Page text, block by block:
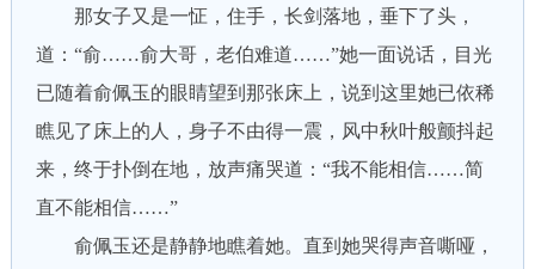
那女子又是一怔，住手，长剑落地，垂下了头，
道：“俞……俞大哥，老伯难道……”她一面说话，目光
已随着俞佩玉的眼睛望到那张床上，说到这里她已依稀
瞧见了床上的人，身子不由得一震，风中秋叶般颤抖起
来，终于扑倒在地，放声痛哭道：“我不能相信……简
直不能相信……”
俞佩玉还是静静地瞧着她。直到她哭得声音嘶哑，